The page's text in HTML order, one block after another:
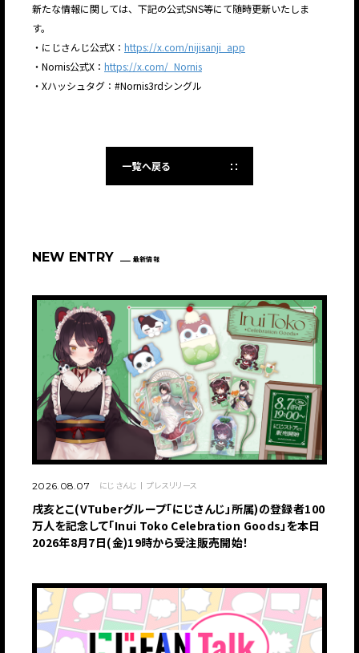
新たな情報に関しては、下記の公式SNS等にて随時更新いたしま
す。
・にじさんじ公式X： https://x.com/nijisanji_app
・Nornis公式X： https://x.com/_Nornis
・Xハッシュタグ：#Nornis3rdシングル
一覧へ戻る
NEW ENTRY 最新情報
2026.08.07 にじさんじ プレスリリース
戌亥とこ(VTuberグループ「にじさんじ」所属)の登録者100
万人を記念して「Inui Toko Celebration Goods」を本日
2026年8月7日(金)19時から受注販売開始！